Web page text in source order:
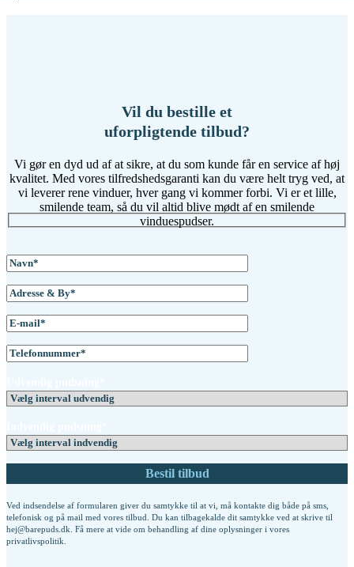
Vil du bestille et
uforpligtende tilbud?
Vi gør en dyd ud af at sikre, at du som kunde får en service af høj
kvalitet. Med vores tilfredshedsgaranti kan du være helt tryg ved, at
vi leverer rene vinduer, hver gang vi kommer forbi. Vi er et lille,
smilende team, så du vil altid blive mødt af en smilende
vinduespudser.
Ved indsendelse af formularen giver du samtykke til at vi, må kontakte dig både på sms,
telefonisk og på mail med vores tilbud. Du kan tilbagekalde dit samtykke ved at skrive til
hej@barepuds.dk. Få mere at vide om behandling af dine oplysninger i vores
privatlivspolitik